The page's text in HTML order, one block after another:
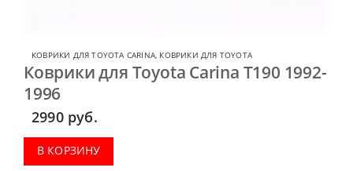
КОВРИКИ ДЛЯ TOYOTA CARINA, КОВРИКИ ДЛЯ TOYOTA
Коврики для Toyota Carina T190 1992-
1996
2990 руб.
В КОРЗИНУ